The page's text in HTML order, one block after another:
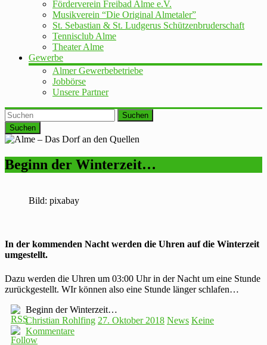
Förderverein Freibad Alme e.V.
Musikverein “Die Original Almetaler”
St. Sebastian & St. Ludgerus Schützenbruderschaft
Tennisclub Alme
Theater Alme
Gewerbe
Almer Gewerbebetriebe
Jobbörse
Unsere Partner
Suchen
Beginn der Winterzeit…
Bild: pixabay
In der kommenden Nacht werden die Uhren auf die Winterzeit
umgestellt.
Dazu werden die Uhren um 03:00 Uhr in der Nacht um eine Stunde
zurückgestellt. WIr können also eine Stunde länger schlafen…
Beginn der Winterzeit…
Christian Rohlfing 27. Oktober 2018 News Keine
Kommentare